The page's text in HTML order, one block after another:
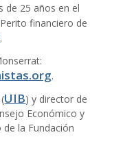
de 25 años en el
financiero de
.
.
UIB) y director de
Económico y
de la Fundación